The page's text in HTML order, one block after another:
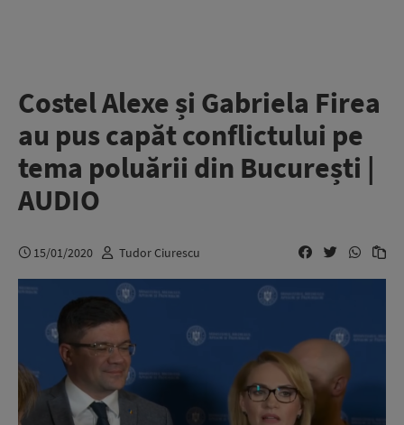
Costel Alexe și Gabriela Firea
au pus capăt conflictului pe
tema poluării din București |
AUDIO
15/01/2020 Tudor Ciurescu